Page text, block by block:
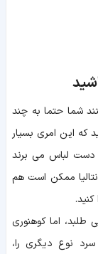
شما حتما به چند
که این امری بسیار
دست لباس می برند
ممکن است هم
اما کوهنوری
نوع دیگری را،